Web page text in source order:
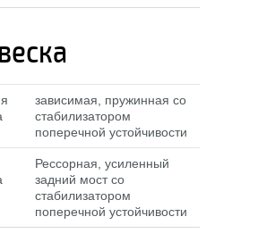
зависимая, пружинная со
стабилизатором
поперечной устойчивости
Рессорная, усиленный
задний мост со
стабилизатором
поперечной устойчивости